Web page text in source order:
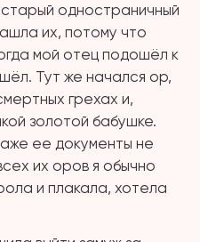
одностраничный
их, потому что
мой отец подошёл к
Тут же начался ор,
грехах и,
золотой бабушке.
ее документы не
их оров я обычно
и плакала, хотела